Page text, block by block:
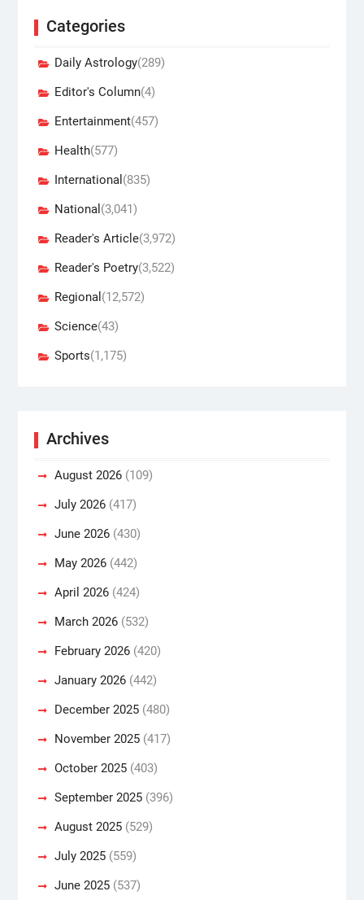
Categories
Daily Astrology(289)
Editor's Column(4)
Entertainment(457)
Health(577)
International (835)
National (3,041)
Reader's Article(3,972)
Reader's Poetry(3,522)
Regional (12,572)
Science(43)
Sports(1,175)
Archives
August 2026(109)
July 2026(417)
June 2026(430)
May 2026(442)
April 2026(424)
March 2026(532)
February 2026(420)
January 2026(442)
December 2025(480)
November 2025(417)
October 2025(403)
September 2025(396)
August 2025(529)
July 2025(559)
June 2025(537)